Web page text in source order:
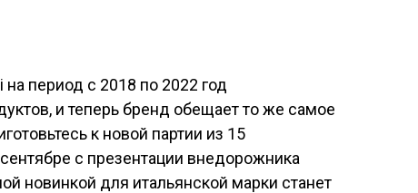
период с 2018 по 2022 год
и теперь бренд обещает то же самое
к новой партии из 15
с презентации внедорожника
новинкой для итальянской марки станет